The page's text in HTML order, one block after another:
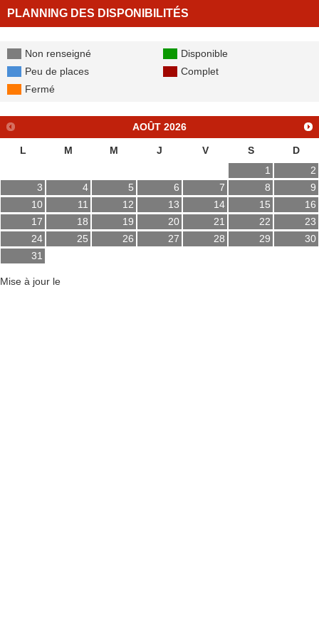
PLANNING DES DISPONIBILITÉS
Non renseigné
Disponible
Peu de places
Complet
Fermé
AOÛT 2026
L M M J V S
D
1
2
3
4 5 6 7 8
9
10
11 12 13 14 15
16
17
18 19 20 21 22
23
24
25 26 27 28 29
30
31
Mise à jour le